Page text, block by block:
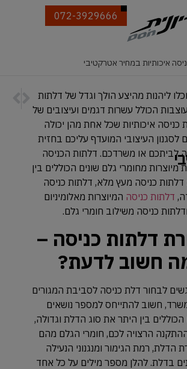
072-3929666
איכותיות במחיר אטרקטיבי
ליהנות מהיצע הולך וגדל של דלתות
הכולל עשרות דגמים ועיצובים של
כניסה איכותיות שכל אחת מהן יכולה
לסגנון העיצובי המועדף עליכם בחזית
לביתכם או משרדכם. דלתות הכניסה
מיוצרות מחומרי גלם שונים הכוללים בין
דלתות כניסה מעץ מלא, דלתות כניסה
דלתות כניסה המיוצרות מאלומיניום
ודלתות כניסה משילוב חומרי גלם.
דלתות כניסה –
חשוב לדעת?
לבחור דלת כניסה לסביבת המגורים
חשוב להתייחס למספר נושאים
הכוללים בין היתר את סוג הדלת וגדולה,
הרצויה לכם, חומרי הגלם מהם
הדלת, רמת הגימור ומנגנוני הנעילה
בדלת. להלן מספר מילים על כל אחד